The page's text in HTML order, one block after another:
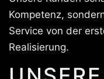
Kompetenz,
Service von der
Realisierung.